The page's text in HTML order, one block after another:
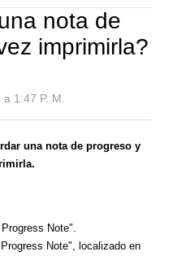
nota de
imprimirla?
1:47 P. M.
una nota de progreso y
Note".
Note", localizado en